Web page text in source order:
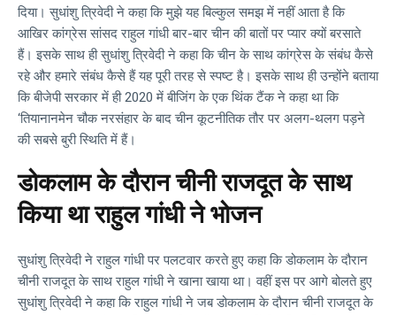
दिया। सुधांशु त्रिवेदी ने कहा कि मुझे यह बिल्कुल समझ में नहीं आता है कि
आखिर कांग्रेस सांसद राहुल गांधी बार-बार चीन की बातों पर प्यार क्यों बरसाते
हैं। इसके साथ ही सुधांशु त्रिवेदी ने कहा कि चीन के साथ कांग्रेस के संबंध कैसे
रहे और हमारे संबंध कैसे हैं यह पूरी तरह से स्पष्ट है। इसके साथ ही उन्होंने बताया
कि बीजेपी सरकार में ही 2020 में बीजिंग के एक थिंक टैंक ने कहा था कि
‘तियानानमेन चौक नरसंहार के बाद चीन कूटनीतिक तौर पर अलग-थलग पड़ने
की सबसे बुरी स्थिति में हैं।
डोकलाम के दौरान चीनी राजदूत के साथ
किया था राहुल गांधी ने भोजन
सुधांशु त्रिवेदी ने राहुल गांधी पर पलटवार करते हुए कहा कि डोकलाम के दौरान
चीनी राजदूत के साथ राहुल गांधी ने खाना खाया था। वहीं इस पर आगे बोलते हुए
सुधांशु त्रिवेदी ने कहा कि राहुल गांधी ने जब डोकलाम के दौरान चीनी राजदूत के